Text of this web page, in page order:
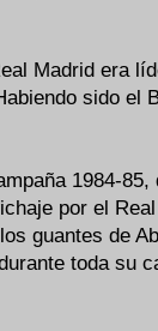
Madrid era
sido el
1984-85,
por el Real
guantes de
toda su